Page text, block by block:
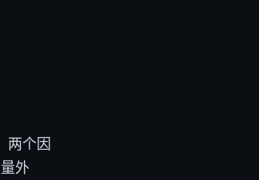
两个因
外